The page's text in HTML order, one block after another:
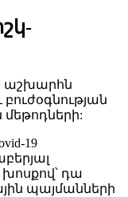
աշխարհն
19
դա
պայմանների